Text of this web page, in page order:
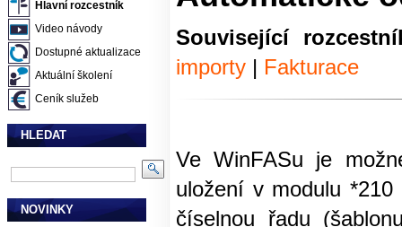
Hlavní rozcestník
Video návody
Dostupné aktualizace
Aktuální školení
Ceník služeb
HLEDAT
NOVINKY
Související
importy | Fakturace
Ve WinFASu je
uložení v modulu
číselnou řadu